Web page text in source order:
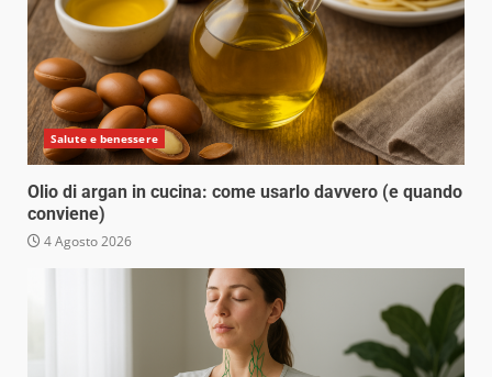
Salute e benessere
Olio di argan in cucina: come usarlo davvero (e quando
conviene)
4 Agosto 2026